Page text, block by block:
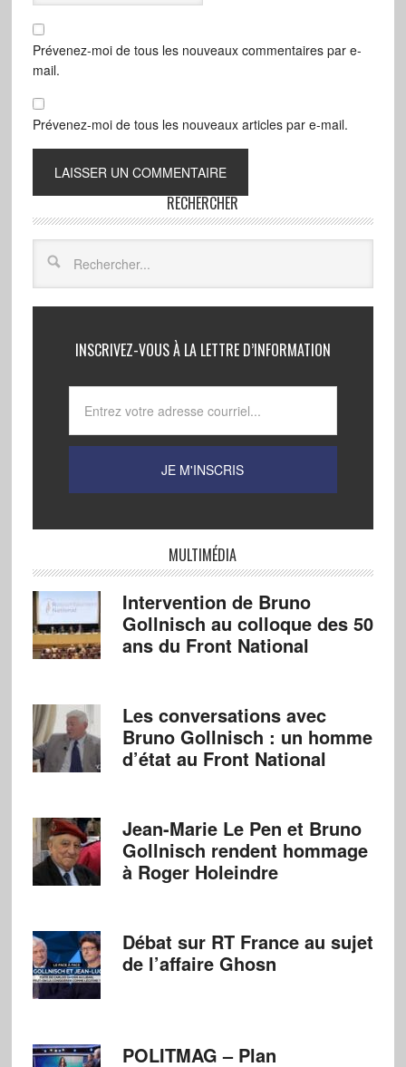
Prévenez-moi de tous les nouveaux commentaires par e-
mail.
Prévenez-moi de tous les nouveaux articles par e-mail.
RECHERCHER
INSCRIVEZ-VOUS À LA LETTRE D’INFORMATION
MULTIMÉDIA
Intervention de Bruno
Gollnisch au colloque des 50
ans du Front National
Les conversations avec
Bruno Gollnisch : un homme
d’état au Front National
Jean-Marie Le Pen et Bruno
Gollnisch rendent hommage
à Roger Holeindre
Débat sur RT France au sujet
de l’affaire Ghosn
POLITMAG – Plan